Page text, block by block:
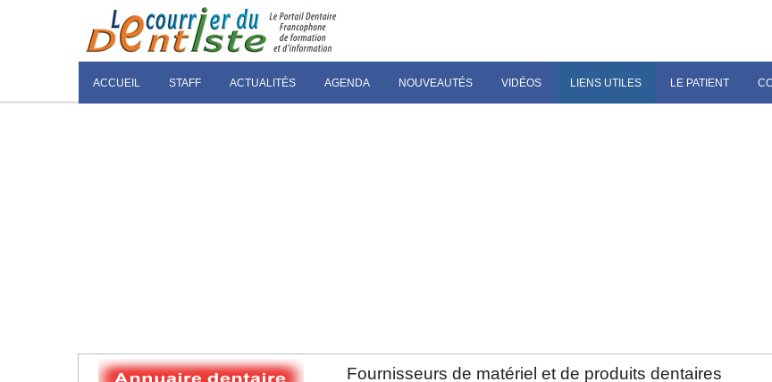
ACCUEIL STAFF ACTUALITÉS AGENDA NOUVEAUTÉS VIDÉOS LIENS UTILES LE PATIENT
Fournisseurs de matériel et de produits dentaires